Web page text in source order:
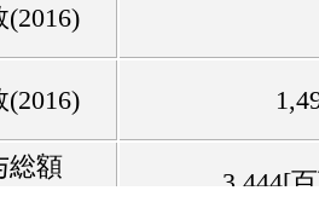
総額
3,444[